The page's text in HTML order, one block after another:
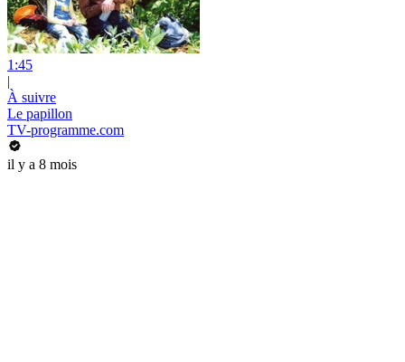
1:45
|
À suivre
Le papillon
TV-programme.com
il y a 8 mois